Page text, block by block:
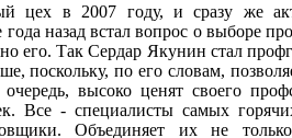
цех в 2007 году, и сразу же
назад встал вопрос о выборе
его. Так Сердар Якунин стал
поскольку, по его словам,
высоко ценят своего
Все - специалисты самых
Объединяет их не